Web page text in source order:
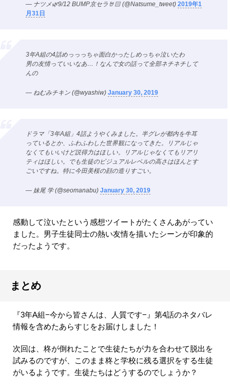
— ナツメ🌿9/12 BUMP京セラ🤘🏻 (@Natsume_tweet) 2019年1
月31日
3年A組の4話めっっっちゃ面白かったしめっちゃ泣いたわ
男の友情っていいなあ…！なんで女の話って全部ネチネチして
んの
— ねむみチキン (@wyashiw) January 30, 2019
ドラマ「3年A組」4話ようやくみました。半グレが都内を牛耳
っているとか、ふわふわした世界観になってきた。リアルじゃ
なくてもいいけど説得力はほしい。リアルじゃなくてもリアリ
ティはほしい。でも生徒のビジュアルレベルの高さはほんとす
ごいですね。特に今田美桜の顔の造りすごい。
— 妹尾 学 (@seomanabu) January 30, 2019
感動して泣いたという感想ツイートがたくさんあがってい
ました。男子生徒同士の熱い友情を描いたシーンが印象的
だったようです。
まとめ
『3年A組−今から皆さんは、人質です−』第4話のネタバレ
情報を含めたあらすじをお届けしました！
次回は、柊が倒れたことで生徒たちが力を合わせて脱出を
試みるのですが、このまま柊と学校に残る選択をする生徒
がいるようです。生徒たちはどうするのでしょうか？